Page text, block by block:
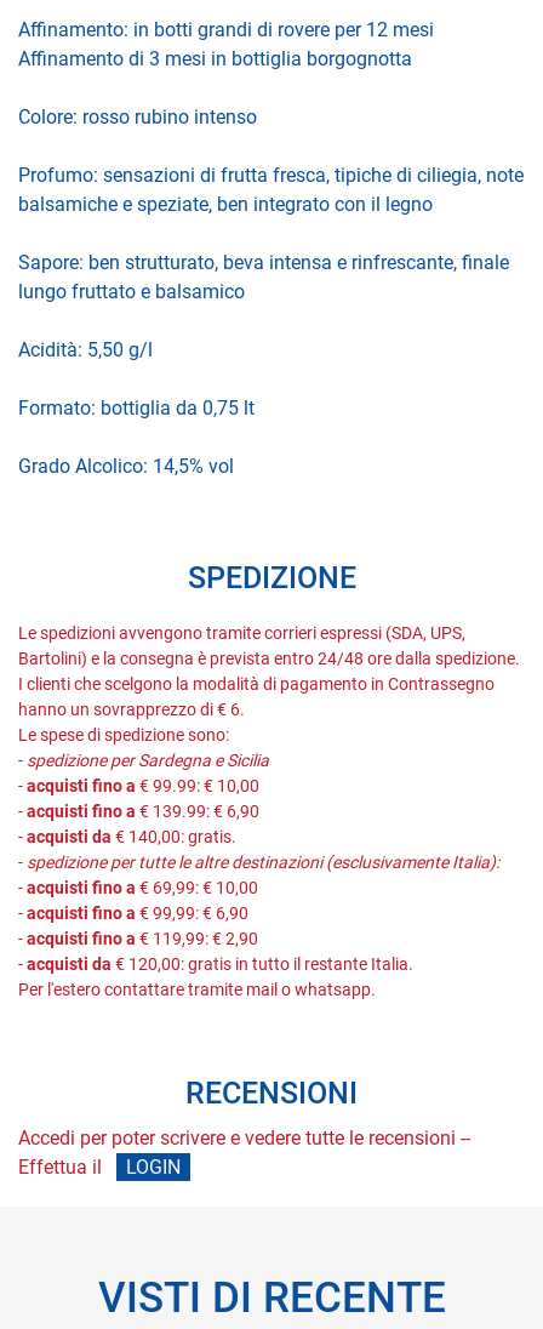
Affinamento: in botti grandi di rovere per 12 mesi
Affinamento di 3 mesi in bottiglia borgognotta
Colore: rosso rubino intenso
Profumo: sensazioni di frutta fresca, tipiche di ciliegia, note
balsamiche e speziate, ben integrato con il legno
Sapore: ben strutturato, beva intensa e rinfrescante, finale
lungo fruttato e balsamico
Acidità: 5,50 g/l
Formato: bottiglia da 0,75 lt
Grado Alcolico: 14,5% vol
SPEDIZIONE
Le spedizioni avvengono tramite corrieri espressi (SDA, UPS,
Bartolini) e la consegna è prevista entro 24/48 ore dalla spedizione.
I clienti che scelgono la modalità di pagamento in Contrassegno
hanno un sovrapprezzo di € 6.
Le spese di spedizione sono:
- spedizione per Sardegna e Sicilia
-acquisti fino a € 99.99: € 10,00
-acquisti fino a € 139.99: € 6,90
-acquisti da € 140,00: gratis.
- spedizione per tutte le altre destinazioni (esclusivamente Italia):
-acquisti fino a € 69,99: € 10,00
-acquisti fino a € 99,99: € 6,90
-acquisti fino a € 119,99: € 2,90
-acquisti da € 120,00: gratis in tutto il restante Italia.
Per l'estero contattare tramite mail o whatsapp.
RECENSIONI
Accedi per poter scrivere e vedere tutte le recensioni --
Effettua il
LOGIN
VISTI DI RECENTE